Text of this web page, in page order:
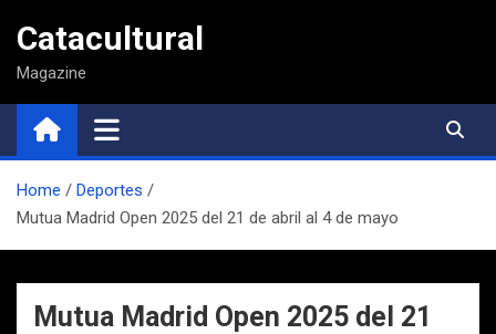
contenido
Catacultural
Magazine
Home
Deportes
Mutua Madrid Open 2025 del 21 de abril al 4 de mayo
Mutua Madrid Open 2025 del 21